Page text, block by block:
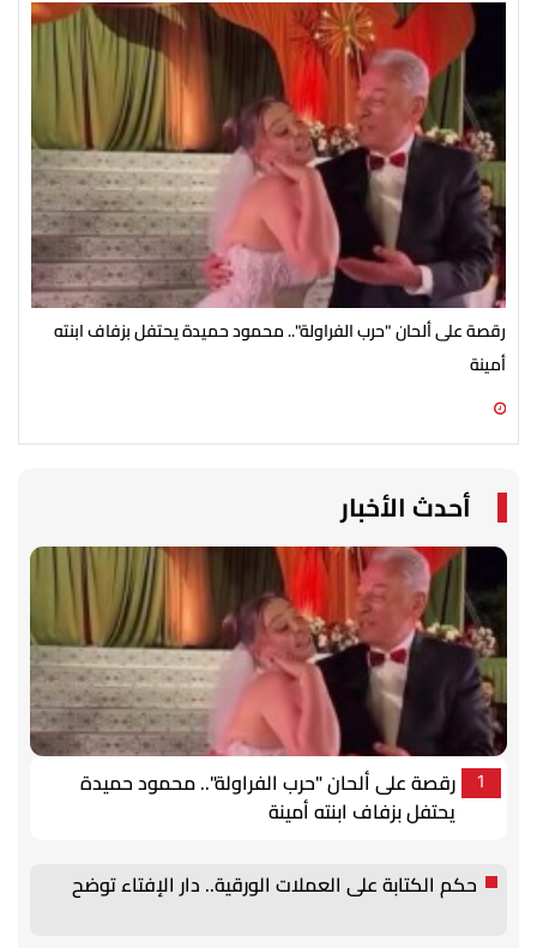
رقصة على ألحان "حرب الفراولة".. محمود حميدة يحتفل بزفاف ابنته
أمينة
أحدث الأخبار
1
رقصة على ألحان "حرب الفراولة".. محمود حميدة
يحتفل بزفاف ابنته أمينة
حكم الكتابة على العملات الورقية.. دار الإفتاء توضح